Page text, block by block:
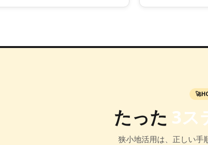
🚀
たった 3ス
狭小地活用は、正しい手